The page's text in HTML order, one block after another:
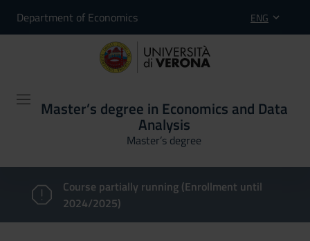
Department of Economics ENG
Master’s degree in Economics and Data
Analysis
Master’s degree
Course partially running (Enrollment until
2024/2025)